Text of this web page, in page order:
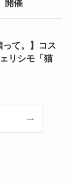
開催
って。】コス
リシモ「猫